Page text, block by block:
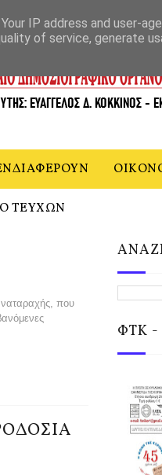
ΤΕΥΧΩΝ
που
ΦΤΚ -
IP address and user-
of service, generate